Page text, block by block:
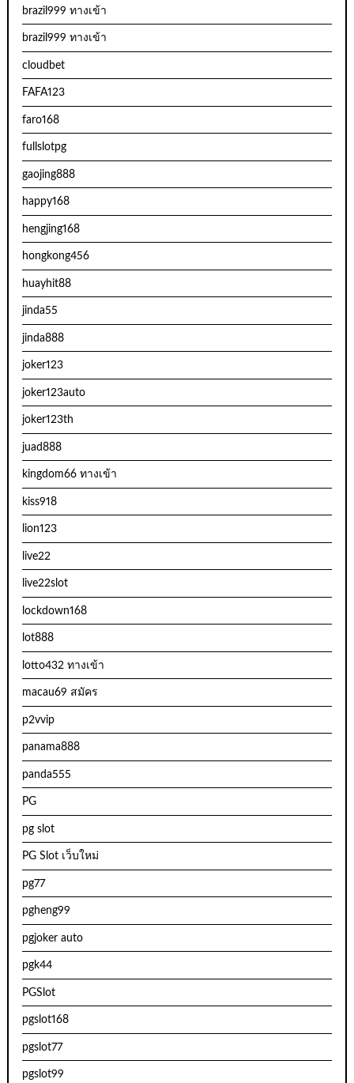
brazil999 ทางเข้า
brazil999 ทางเข้า
cloudbet
FAFA123
faro168
fullslotpg
gaojing888
happy168
hengjing168
hongkong456
huayhit88
jinda55
jinda888
joker123
joker123auto
joker123th
juad888
kingdom66 ทางเข้า
kiss918
lion123
live22
live22slot
lockdown168
lot888
lotto432 ทางเข้า
macau69 สมัคร
p2vvip
panama888
panda555
PG
pg slot
PG Slot เว็บใหม่
pg77
pgheng99
pgjoker auto
pgk44
PGSlot
pgslot168
pgslot77
pgslot99